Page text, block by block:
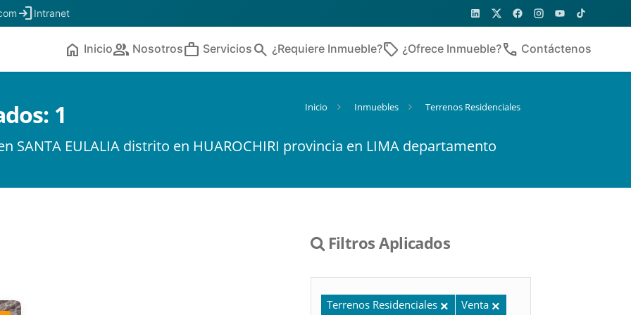
loginIntranet
home Iniciopeople Nosotroswork Servicios search ¿Requiere Inmueble?sell ¿Ofrece Inmueble?phone Contáctenos
1 Inicio Inmuebles Terrenos Residenciales
SANTA EULALIA distrito en HUAROCHIRI provincia en LIMA departamento
Filtros Aplicados
Terrenos Residenciales Venta